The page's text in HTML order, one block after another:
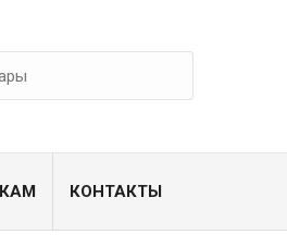
КОНТАКТЫ